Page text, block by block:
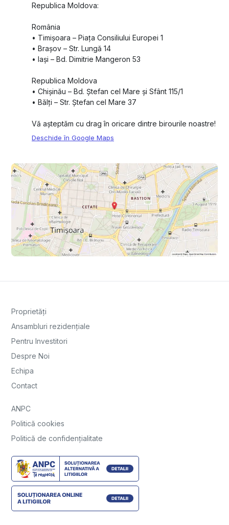
Republica Moldova:
România
•⁠ ⁠Timișoara – Piața Consiliului Europei 1
•⁠ ⁠Brașov – Str. Lungă 14
•⁠ ⁠Iași – Bd. Dimitrie Mangeron 53
Republica Moldova
•⁠ ⁠Chișinău – Bd. Ștefan cel Mare și Sfânt 115/1
•⁠ ⁠Bălți – Str. Ștefan cel Mare 37
Vă așteptăm cu drag în oricare dintre birourile noastre!
Deschide în Google Maps
Proprietăți
Ansambluri rezidențiale
Pentru Investitori
Despre Noi
Echipa
Contact
ANPC
Politică cookies
Politică de confidențialitate